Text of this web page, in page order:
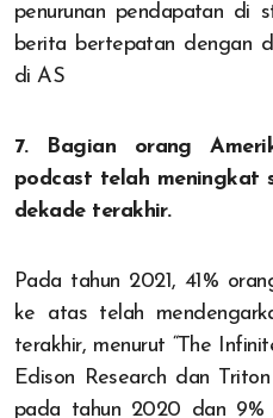
penurunan pendapatan di
berita bertepatan dengan
di AS
7. Bagian orang
podcast telah meningkat
dekade terakhir.
Pada tahun 2021, 41%
ke atas telah
terakhir, menurut “The
Edison Research dan
pada tahun 2020 dan 9%